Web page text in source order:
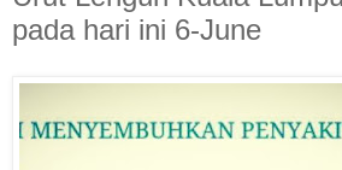
pada hari ini 6-June